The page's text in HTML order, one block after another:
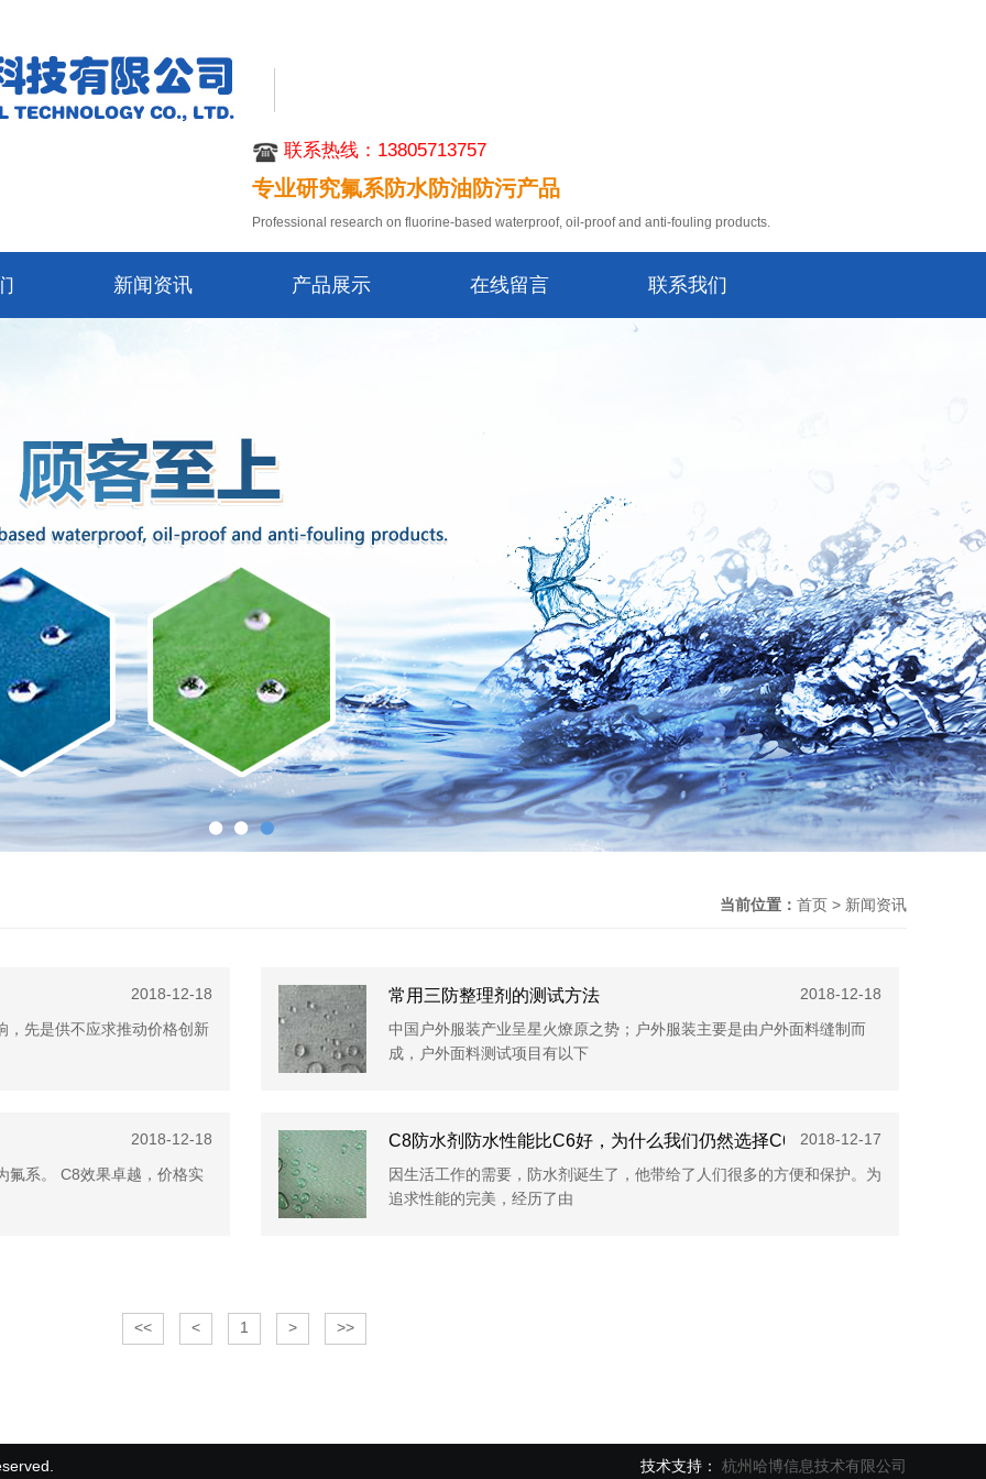
联系热线：13805713757
专业研究氟系防水防油防污产品
Professional research on fluorine-based waterproof, oil-proof and anti-fouling products.
新闻资讯 产品展示 在线留言 联系我们
当前位置： 首页 > 新闻资讯
2018-12-18
，先是供不应求推动价格创新
常用三防整理剂的测试方法
2018-12-18
中国户外服装产业呈星火燎原之势；户外服装主要是由户外面料缝制而
成，户外面料测试项目有以下
2018-12-18
氟系。 C8效果卓越，价格实
C8防水剂防水性能比C6好，为什么我们仍然选择C6防水剂
2018-12-17
因生活工作的需要，防水剂诞生了，他带给了人们很多的方便和保护。为
追求性能的完美，经历了由
<< < 1 > >>
技术支持： 杭州哈博信息技术有限公司